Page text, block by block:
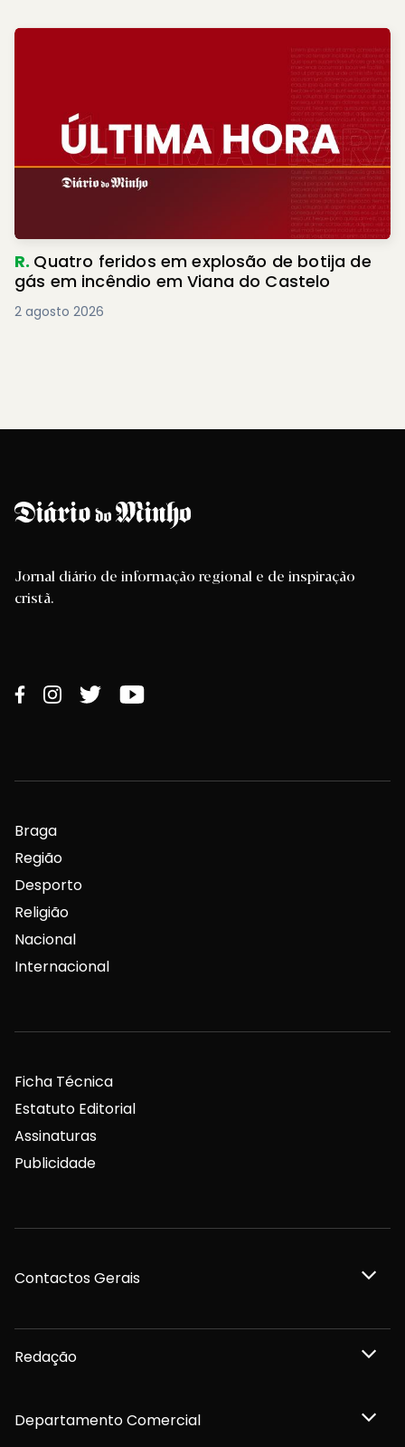
R. Quatro feridos em explosão de botija de
gás em incêndio em Viana do Castelo
2 agosto 2026
Jornal diário de informação regional e de inspiração
cristã.
Braga
Região
Desporto
Religião
Nacional
Internacional
Ficha Técnica
Estatuto Editorial
Assinaturas
Publicidade
Contactos Gerais
Redação
Departamento Comercial